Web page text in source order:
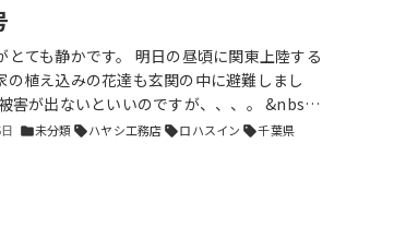
とても静かです。 明日の昼頃に関東上陸する
の植え込みの花達も玄関の中に避難しまし
害が出ないといいのですが、、、。 &nbs…
folder未分類 sellハヤシ工務店 sellロハスイン sell千葉県